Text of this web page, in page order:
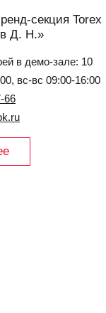
секция Torex
Д. Н.»
в демо-зале: 10
вс-вс 09:00-16:00
66